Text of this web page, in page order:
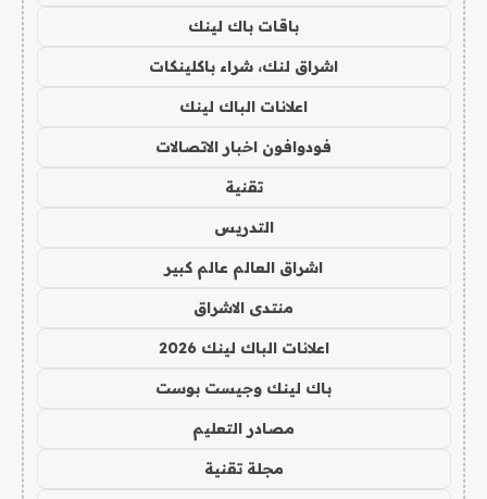
باقات باك لينك
اشراق لنك، شراء باكلينكات
اعلانات الباك لينك
فودوافون اخبار الاتصالات
تقنية
التدريس
اشراق العالم عالم كبير
منتدى الاشراق
اعلانات الباك لينك 2026
باك لينك وجيست بوست
مصادر التعليم
مجلة تقنية